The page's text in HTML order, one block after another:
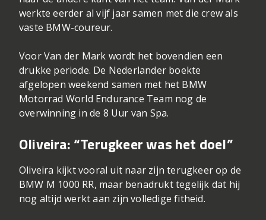
werkte eerder al vijf jaar samen met die crew als
vaste BMW-coureur.
Voor Van der Mark wordt het bovendien een
drukke periode. De Nederlander boekte
afgelopen weekend samen met het BMW
Motorrad World Endurance Team nog de
overwinning in de 8 Uur van Spa.
Oliveira: “Terugkeer was het doel”
Oliveira kijkt vooral uit naar zijn terugkeer op de
BMW M 1000 RR, maar benadrukt tegelijk dat hij
nog altijd werkt aan zijn volledige fitheid.